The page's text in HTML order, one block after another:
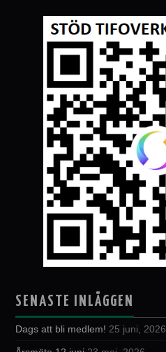
SENASTE INLÄGGEN
Dags att bli medlem! 25 juni, 2026